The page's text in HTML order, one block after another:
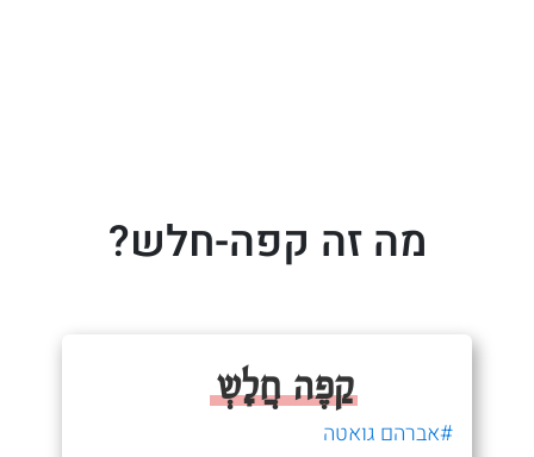
מה זה קפה-חלש?
קַפֶה חֲלָשְ
#אברהם גואטה